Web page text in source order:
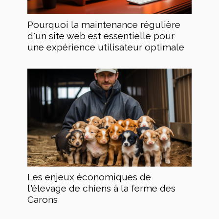
Pourquoi la maintenance régulière
d'un site web est essentielle pour
une expérience utilisateur optimale
Les enjeux économiques de
l'élevage de chiens à la ferme des
Carons